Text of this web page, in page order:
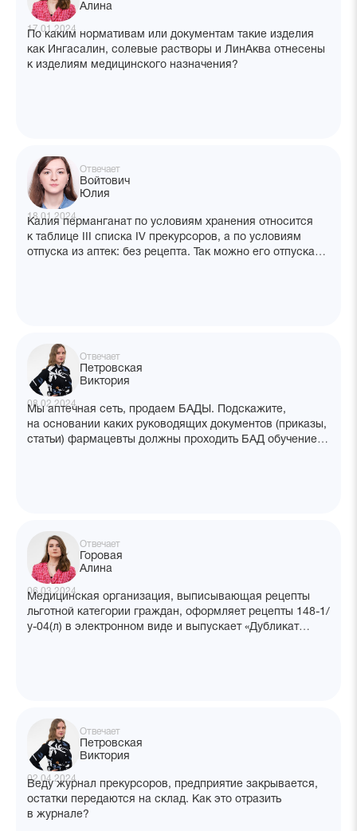
Алина
17.01.2024
По каким нормативам или документам такие изделия
как Ингасалин, солевые растворы и ЛинАква отнесены
к изделиям медицинского назначения?
Отвечает
Войтович
Юлия
18.01.2024
Калия перманганат по условиям хранения относится
к таблице III списка IV прекурсоров, а по условиям
отпуска из аптек: без рецепта. Так можно его отпускать
Отвечает
Петровская
Виктория
08.02.2024
Мы аптечная сеть, продаем БАДЫ. Подскажите,
на основании каких руководящих документов (приказы,
статьи) фармацевты должны проходить БАД обучение?
Отвечает
Горовая
Алина
06.03.2024
Медицинская организация, выписывающая рецепты
льготной категории граждан, оформляет рецепты 148-1/
у-04(л) в электронном виде и выпускает «Дубликат
и печати «Для рецептов» (классических, синих)?
Отвечает
Петровская
Виктория
02.04.2024
Веду журнал прекурсоров, предприятие закрывается,
остатки передаются на склад. Как это отразить
в журнале?